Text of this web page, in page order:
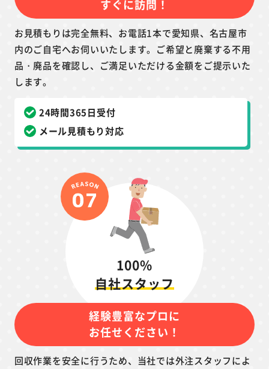
すぐに訪問！
お見積もりは完全無料、お電話1本で愛知県、名古屋市
内のご自宅へお伺いいたします。ご希望と廃棄する不用
品・廃品を確認し、ご満足いただける金額をご提示いた
します。
24時間365日受付
メール見積もり対応
100%
自社スタッフ
経験豊富なプロに
お任せください！
回収作業を安全に行うため、当社では外注スタッフによ